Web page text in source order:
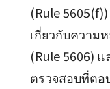
(Rule
เกี่ยวกับความ
(Rule 5606)
ตรวจสอบที่ตอ